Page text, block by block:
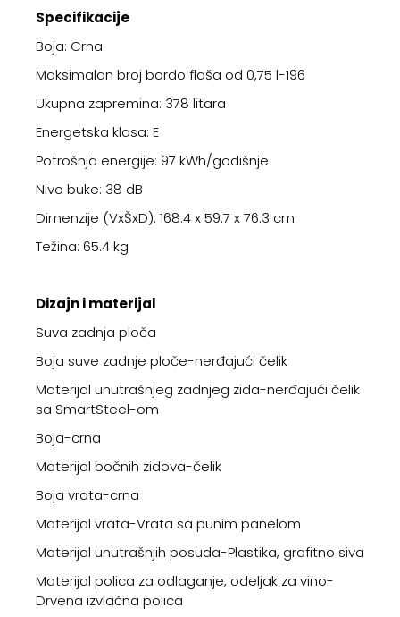
Specifikacije
Boja: Crna
Maksimalan broj bordo flaša od 0,75 l-196
Ukupna zapremina: 378 litara
Energetska klasa: E
Potrošnja energije: 97 kWh/godišnje
Nivo buke: 38 dB
Dimenzije (VxŠxD): 168.4 x 59.7 x 76.3 cm
Težina: 65.4 kg
Dizajn i materijal
Suva zadnja ploča
Boja suve zadnje ploče-nerđajući čelik
Materijal unutrašnjeg zadnjeg zida-nerđajući čelik
sa SmartSteel-om
Boja-crna
Materijal bočnih zidova-čelik
Boja vrata-crna
Materijal vrata-Vrata sa punim panelom
Materijal unutrašnjih posuda-Plastika, grafitno siva
Materijal polica za odlaganje, odeljak za vino-
Drvena izvlačna polica